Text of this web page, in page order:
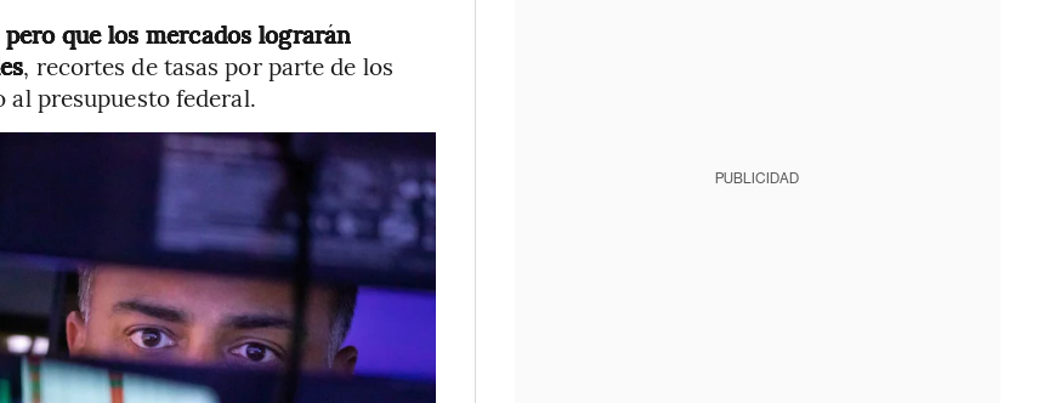
pero que los mercados lograrán
, recortes de tasas por parte de los
presupuesto federal.
PUBLICIDAD